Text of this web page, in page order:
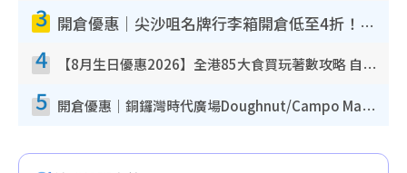
3 開倉優惠｜尖沙咀名牌行李箱開倉低至4折！一連5日 American Tourister/ace./Hallmark $200起！
4 【8月生日優惠2026】全港85大食買玩著數攻略 自助餐/火鍋放題同行免費＋誠品/DONKI送現金券
5 開倉優惠｜銅鑼灣時代廣場Doughnut/Campo Marzio開倉低至1折！背囊、書包、手袋劈價$200起